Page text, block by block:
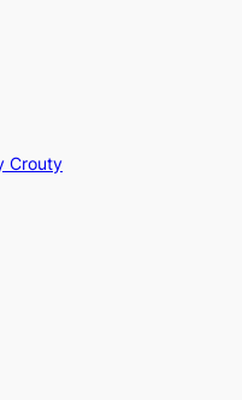
Crouty